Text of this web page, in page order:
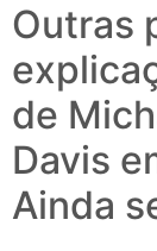
Outras
de
Davis
Ainda